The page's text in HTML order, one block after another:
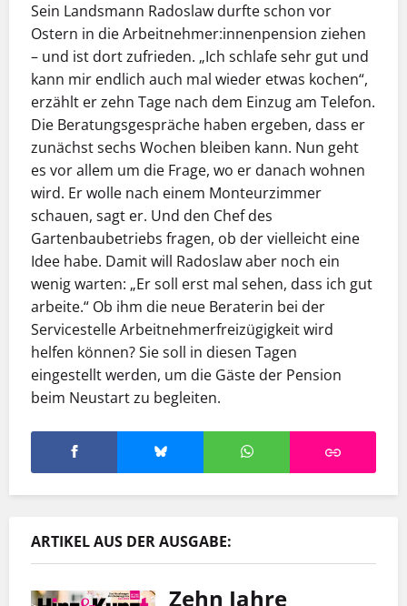
Sein Landsmann Radoslaw durfte schon vor
Ostern in die Arbeitnehmer:innenpension ziehen
– und ist dort zufrieden. „Ich schlafe sehr gut und
kann mir endlich auch mal wieder etwas kochen“,
erzählt er zehn Tage nach dem Einzug am Telefon.
Die Beratungsgespräche haben ergeben, dass er
zunächst sechs Wochen bleiben kann. Nun geht
es vor allem um die Frage, wo er danach wohnen
wird. Er wolle nach einem Monteurzimmer
schauen, sagt er. Und den Chef des
Gartenbaubetriebs fragen, ob der vielleicht eine
Idee habe. Damit will Radoslaw aber noch ein
wenig warten: „Er soll erst mal sehen, dass ich gut
arbeite.“ Ob ihm die neue Beraterin bei der
Servicestelle Arbeitnehmerfrei­zügigkeit wird
helfen können? Sie soll in diesen Tagen
eingestellt werden, um die Gäste der Pension
beim Neustart zu begleiten.
ARTIKEL AUS DER AUSGABE:
Zehn Jahre